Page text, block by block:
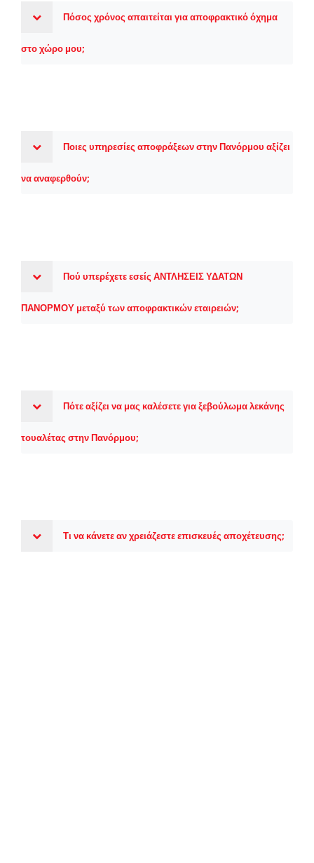
Πόσος χρόνος απαιτείται για αποφρακτικό όχημα
στο χώρο μου;
Ποιες υπηρεσίες αποφράξεων στην Πανόρμου αξίζει
να αναφερθούν;
Πού υπερέχετε εσείς ΑΝΤΛΗΣΕΙΣ ΥΔΑΤΩΝ
ΠΑΝΟΡΜΟΥ μεταξύ των αποφρακτικών εταιρειών;
Πότε αξίζει να μας καλέσετε για ξεβούλωμα λεκάνης
τουαλέτας στην Πανόρμου;
Τι να κάνετε αν χρειάζεστε επισκευές αποχέτευσης;